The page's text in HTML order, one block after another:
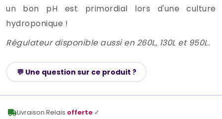
un bon pH est primordial lors d'une culture
hydroponique !
Régulateur disponible aussi en 260L, 130L et 950L.
💬 Une question sur ce produit ?
Livraison Relais offerte ✓